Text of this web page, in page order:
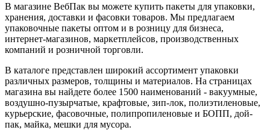
В магазине ВебПак вы можете купить пакеты для упаковки,
хранения, доставки и фасовки товаров. Мы предлагаем
упаковочные пакеты оптом и в розницу для бизнеса,
интернет-магазинов, маркетплейсов, производственных
компаний и розничной торговли.
В каталоге представлен широкий ассортимент упаковки
различных размеров, толщины и материалов. На страницах
магазина вы найдете более 1500 наименований - вакуумные,
воздушно-пузырчатые, крафтовые, зип-лок, полиэтиленовые,
курьерские, фасовочные, полипропиленовые и БОПП, дой-
пак, майка, мешки для мусора.